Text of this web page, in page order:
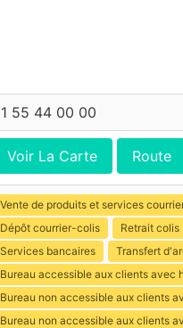
55 44 00 00
Voir La Carte Route
Vente de produits et services
Dépôt courrier-colis
Retrait colis
Services bancaires
Transfert
Bureau accessible aux clients avec
Bureau non accessible aux clients
Bureau non accessible aux clients